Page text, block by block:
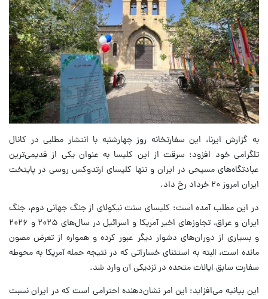
به گزارش ایرنا، این سفارتخانه روز چهارشنبه با انتشار مطلبی در کانال
تلگرامی خود افزود: سرقت از این کلیسا به عنوان یکی از قدیمی‌ترین
عبادتگاه‌های مسیحی در ایران و تنها کلیسای ارتدوکس روسی در پایتخت
ایران امروز ۲۰ خرداد رخ داد.
در این مطلب آمده است: کلیسای سنت نیکولای از جنگ جهانی دوم، جنگ
ایران و عراق، تجاوزهای اخیر آمریکا و اسرائیل در سال‌های ۲۰۲۵ و ۲۰۲۶
و بسیاری از دوران‌های دشوار دیگر عبور کرده و همواره از تعرض مصون
مانده است، البته به استثنای خساراتی که در نتیجه حمله آمریکا به محوطه
سفارت سابق ایالات متحده در نزدیکی آن وارد شد.
این بیانیه می‌افزاید: این امر نشان‌دهنده احترامی است که در ایران نسبت